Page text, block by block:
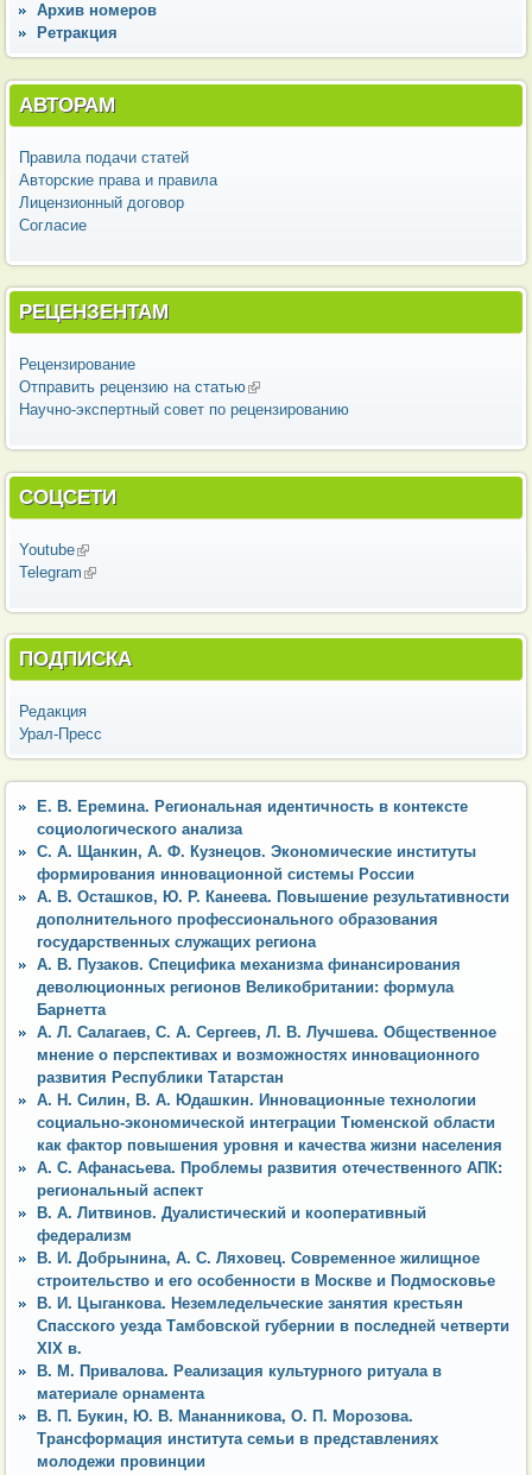
Архив номеров
Ретракция
АВТОРАМ
Правила подачи статей
Авторские права и правила
Лицензионный договор
Согласие
РЕЦЕНЗЕНТАМ
Рецензирование
Отправить рецензию на статью(внешняя ссылка)
Научно-экспертный совет по рецензированию
СОЦСЕТИ
Youtube(внешняя ссылка)
Telegram (внешняя ссылка)
ПОДПИСКА
Редакция
Урал-Пресс
Е. В. Еремина. Региональная идентичность в контексте
социологического анализа
С. А. Щанкин, А. Ф. Кузнецов. Экономические институты
формирования инновационной системы России
А. В. Осташков, Ю. Р. Канеева. Повышение результативности
дополнительного профессионального образования
государственных служащих региона
А. В. Пузаков. Специфика механизма финансирования
деволюционных регионов Великобритании: формула
Барнетта
А. Л. Салагаев, С. А. Сергеев, Л. В. Лучшева. Общественное
мнение о перспективах и возможностях инновационного
развития Республики Татарстан
А. Н. Силин, В. А. Юдашкин. Инновационные технологии
социально-экономической интеграции Тюменской области
как фактор повышения уровня и качества жизни населения
А. С. Афанасьева. Проблемы развития отечественного АПК:
региональный аспект
В. А. Литвинов. Дуалистический и кооперативный
федерализм
В. И. Добрынина, А. С. Ляховец. Современное жилищное
строительство и его особенности в Москве и Подмосковье
В. И. Цыганкова. Неземледельческие занятия крестьян
Спасского уезда Тамбовской губернии в последней четверти
XIX в.
В. М. Привалова. Реализация культурного ритуала в
материале орнамента
В. П. Букин, Ю. В. Мананникова, О. П. Морозова.
Трансформация института семьи в представлениях
молодежи провинции